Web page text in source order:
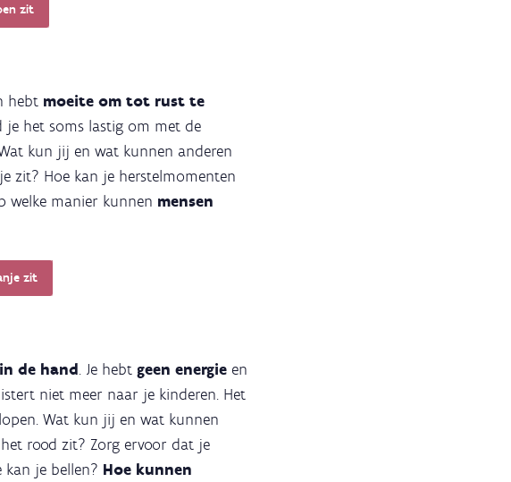
zit
hebt moeite om tot rust te
je het soms lastig om met de
kun jij en wat kunnen anderen
zit? Hoe kan je herstelmomenten
welke manier kunnen mensen
zit
de hand. Je hebt geen energie en
niet meer naar je kinderen. Het
Wat kun jij en wat kunnen
rood zit? Zorg ervoor dat je
kan je bellen? Hoe kunnen